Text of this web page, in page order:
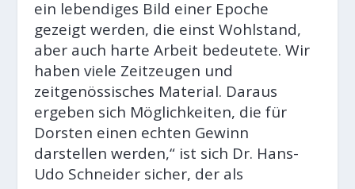
ein lebendiges Bild einer Epoche
gezeigt werden, die einst Wohlstand,
aber auch harte Arbeit bedeutete. Wir
haben viele Zeitzeugen und
zeitgenössisches Material. Daraus
ergeben sich Möglichkeiten, die für
Dorsten einen echten Gewinn
darstellen werden,“ ist sich Dr. Hans-
Udo Schneider sicher, der als